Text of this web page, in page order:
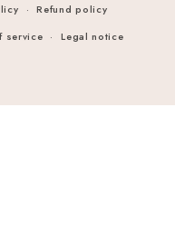
Refund policy
service Legal notice